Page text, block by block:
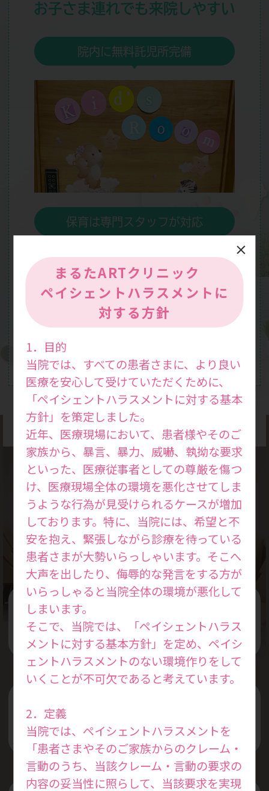
まるたARTクリニック
ペイシェントハラスメントに
対する方針
1．目的
当院では、すべての患者さまに、より良い
医療を安心して受けていただくために、
「ペイシェントハラスメントに対する基本
方針」を策定しました。
近年、医療現場において、患者様やそのご
家族から、暴言、暴力、威嚇、執拗な要求
といった、医療従事者としての尊厳を傷つ
け、医療現場全体の環境を悪化させてしま
うような行為が見受けられるケースが増加
しております。特に、当院には、希望と不
安を抱え、緊張しながら診療を待っている
患者さまが大勢いらっしゃいます。そこへ
大声を出したり、侮辱的な発言をする方が
いらっしゃると当院全体の環境が悪化して
しまいます。
そこで、当院では、「ペイシェントハラス
メントに対する基本方針」を定め、ペイシ
ェントハラスメントのない環境作りをして
いくことが不可欠であると考えています。
2．定義
当院では、ペイシェントハラスメントを
「患者さまやそのご家族からのクレーム・
言動のうち、当該クレーム・言動の要求の
内容の妥当性に照らして、当該要求を実現
お子さま連れでも来院しやすい
院内に無料託児所完備
保育は専門スタッフが対応
診療方針
Medical
Treatment Policy
女性の本来持っている力を活かした
治療を行います
プライベートと仕事を両立できる
治療スケジュールを考えます